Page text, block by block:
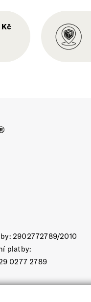
Kč
2902772789/2010
platby:
0277 2789